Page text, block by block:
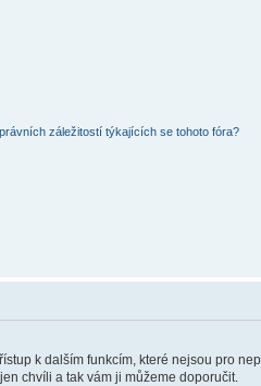
záležitostí týkajících se tohoto fóra?
k dalším funkcím, které nejsou pro
chvíli a tak vám ji můžeme doporučit.